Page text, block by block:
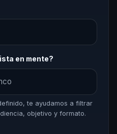
en mente?
te ayudamos a filtrar
objetivo y formato.